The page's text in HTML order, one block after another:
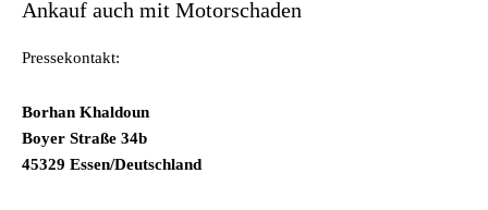
Ankauf auch mit Motorschaden
Pressekontakt:
Borhan Khaldoun
Boyer Straße 34b
45329 Essen/Deutschland